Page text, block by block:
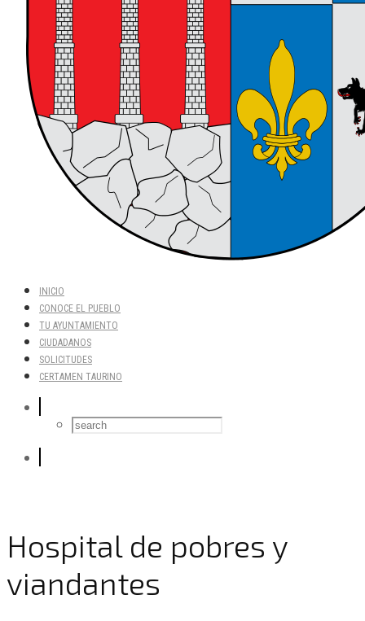
INICIO
CONOCE EL PUEBLO
TU AYUNTAMIENTO
CIUDADANOS
SOLICITUDES
CERTAMEN TAURINO
Hospital de pobres y
viandantes